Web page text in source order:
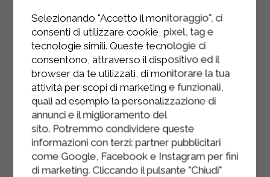
Far saltare la pasta risottata strakì
Sterilgarda e pancetta un minuto a
fuoco spento.
Servire quindi la pasta risottata nei
piatti.
Selezionando "Accetto il monitoraggio", ci
consenti di utilizzare cookie, pixel, tag e
tecnologie simili. Queste tecnologie ci
consentono, attraverso il dispositivo ed il
browser da te utilizzati, di monitorare la tua
attività per scopi di marketing e funzionali,
quali ad esempio la personalizzazione di
annunci e il miglioramento del
sito. Potremmo condividere queste
informazioni con terzi: partner pubblicitari
come Google, Facebook e Instagram per fini
di marketing. Cliccando il pulsante "Chiudi"